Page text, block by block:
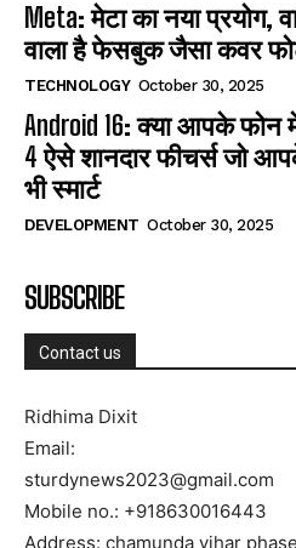
Meta: मेटा का नया
वाला है फेसबुक जैसा कवर
TECHNOLOGY October 30, 2025
Android 16: क्या आपके फोन
4 ऐसे शानदार फीचर्स जो
भी स्मार्ट
DEVELOPMENT October 30, 2025
SUBSCRIBE
Contact us
Ridhima Dixit
Email:
sturdynews2023@gmail.com
Mobile no.: +918630016443
Address: chamunda vihar